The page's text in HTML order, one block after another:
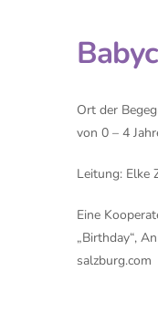
Ort der
von 0 – 4
Leitung: Elke
Eine
„Birthday“,
salzburg.com